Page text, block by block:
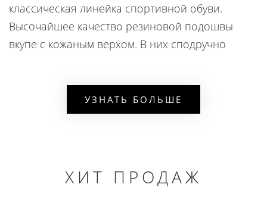
классическая линейка спортивной обуви.
Высочайшее качество резиновой подошвы
вкупе с кожаным верхом. В них сподручно
танцы - универсальный вариант на все случаи
жизни. Стильные модели all Star нравятся
высокая платформа high top;
УЗНАТЬ БОЛЬШЕ
ХИТ ПРОДАЖ